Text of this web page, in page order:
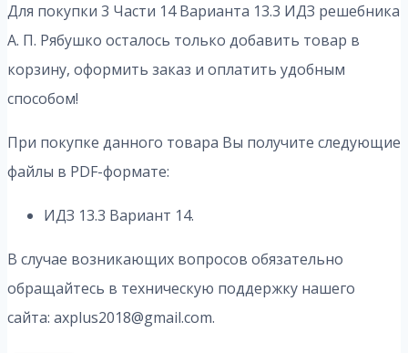
Для покупки 3 Части 14 Варианта 13.3 ИДЗ решебника
А. П. Рябушко осталось только добавить товар в
корзину, оформить заказ и оплатить удобным
способом!
При покупке данного товара Вы получите следующие
файлы в PDF-формате:
ИДЗ 13.3 Вариант 14.
В случае возникающих вопросов обязательно
обращайтесь в техническую поддержку нашего
сайта: axplus2018@gmail.com.